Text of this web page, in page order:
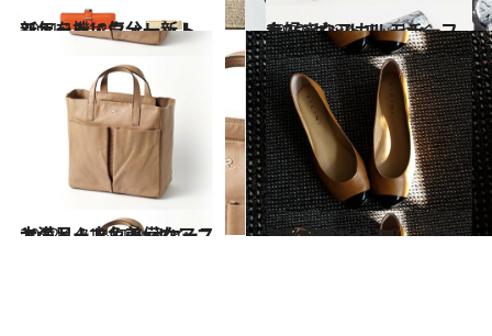
2011.12.12
新年を機に気分一新！ ショート・ウォレット
ファッション 2012.2.13
大好きなスカルモチーフを2つゲット！
コミック ＆ エッセイ
2012.1.11
大満足！才色兼備なアニヤのトート＆iPadケース
コミック ＆ エッセイ 2011.9.24
秋冬を乗り切る！ 頼れる3つのシューズ
ファッション